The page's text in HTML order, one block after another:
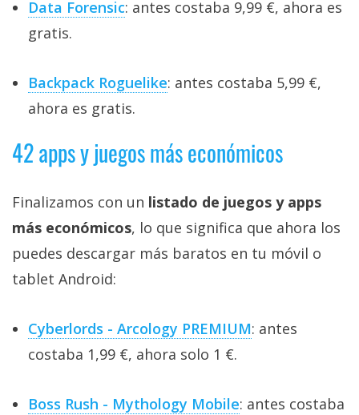
Data Forensic: antes costaba 9,99 €, ahora es
gratis.
Backpack Roguelike: antes costaba 5,99 €,
ahora es gratis.
42 apps y juegos más económicos
Finalizamos con un listado de juegos y apps
más económicos, lo que significa que ahora los
puedes descargar más baratos en tu móvil o
tablet Android:
Cyberlords - Arcology PREMIUM: antes
costaba 1,99 €, ahora solo 1 €.
Boss Rush - Mythology Mobile: antes costaba